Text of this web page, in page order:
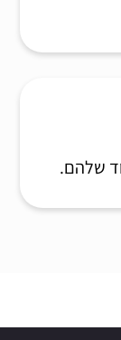
שלהם.